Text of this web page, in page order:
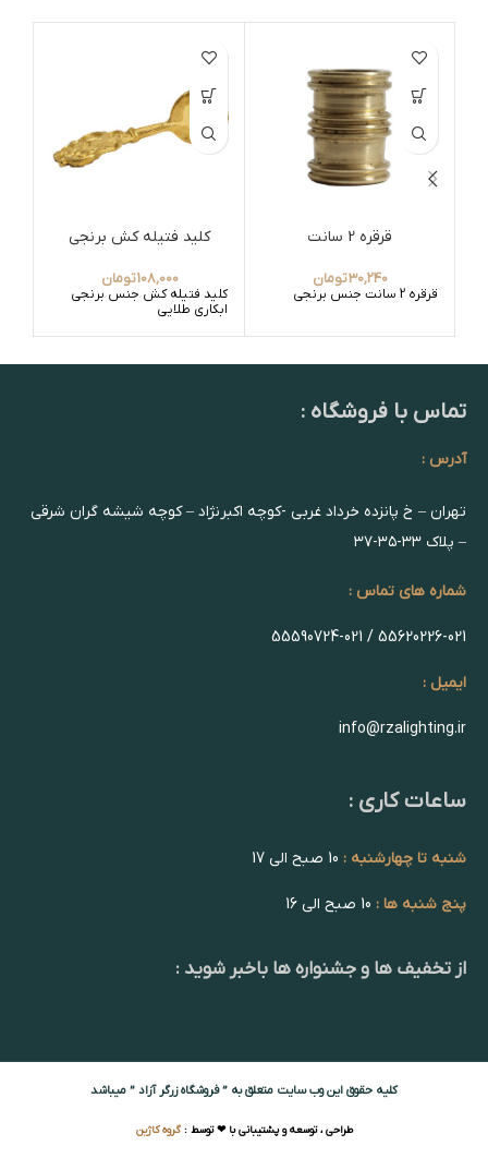
قرقره 2 سانت
30,240تومان
قرقره 2 سانت جنس برنجی
کلید فتیله کش برنجی
108,000تومان
کلید فتیله کش جنس برنجی
ابکاری طلایی
تماس با فروشگاه :
آدرس :
تهران – خ پانزده خرداد غربی -کوچه اکبرنژاد – کوچه شیشه گران شرقی
– پلاک ۳۳-۳۵-۳۷
شماره های تماس :
55620226-021 / 55590724-021
ایمیل :
info@rzalighting.ir
ساعات کاری :
شنبه تا چهارشنبه :
پنج شنبه ها :
از تخفیف ها و جشنواره ها باخبر شوید :
کلیه حقوق این وب سایت متعلق به ” فروشگاه زرگر آزاد ” میباشد
طراحی ، توسعه و پشتیبانی با ❤ توسط :گروه کاژین